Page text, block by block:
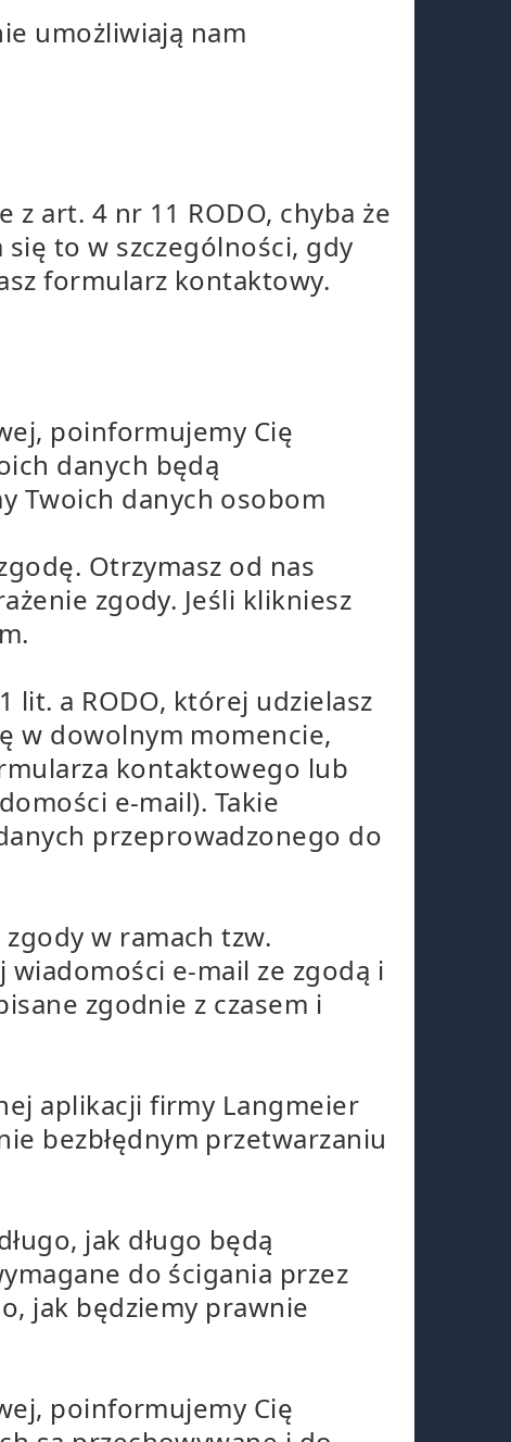
umożliwiają nam
art. 4 nr 11 RODO, chyba że
to w szczególności, gdy
formularz kontaktowy.
poinformujemy Cię
danych będą
Twoich danych osobom
Otrzymasz od nas
zgody. Jeśli klikniesz
lit. a RODO, której udzielasz
w dowolnym momencie,
kontaktowego lub
e-mail). Takie
przeprowadzonego do
w ramach tzw.
e-mail ze zgodą i
zgodnie z czasem i
aplikacji firmy Langmeier
bezbłędnym przetwarzaniu
jak długo będą
do ścigania przez
jak będziemy prawnie
poinformujemy Cię